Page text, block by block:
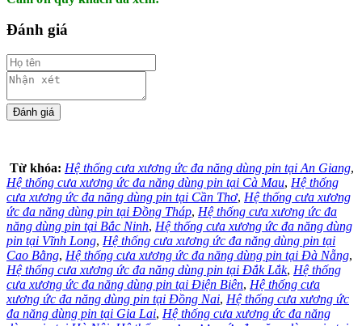
Đánh giá
Từ khóa: Hệ thống cưa xương ức đa năng dùng pin tại An Giang,
Hệ thống cưa xương ức đa năng dùng pin tại Cà Mau, Hệ thống
cưa xương ức đa năng dùng pin tại Cần Thơ, Hệ thống cưa xương
ức đa năng dùng pin tại Đồng Tháp, Hệ thống cưa xương ức đa
năng dùng pin tại Bắc Ninh, Hệ thống cưa xương ức đa năng dùng
pin tại Vĩnh Long, Hệ thống cưa xương ức đa năng dùng pin tại
Cao Bằng, Hệ thống cưa xương ức đa năng dùng pin tại Đà Nẵng,
Hệ thống cưa xương ức đa năng dùng pin tại Đắk Lắk, Hệ thống
cưa xương ức đa năng dùng pin tại Điện Biên, Hệ thống cưa
xương ức đa năng dùng pin tại Đồng Nai, Hệ thống cưa xương ức
đa năng dùng pin tại Gia Lai, Hệ thống cưa xương ức đa năng